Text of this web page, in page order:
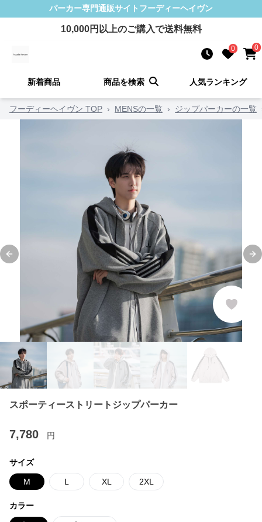
パーカー専門通販サイト フーディーヘイヴン
10,000円以上のご購入で送料無料
0 0
新着商品 商品を検索 人気ランキング
フーディーヘイヴン TOP › MENSの一覧 › ジップパーカーの一覧
Previous slide
スポーティーストリートジップパーカー
7,780 円
サイズ
M L XL 2XL
カラー